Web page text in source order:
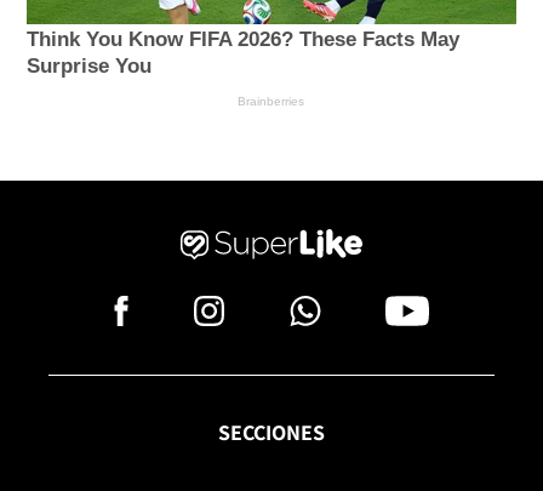
SECCIONES